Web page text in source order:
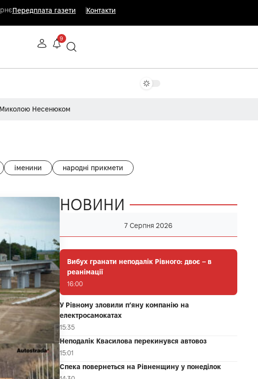
Передплата газети Контакти
9
Несенюком
іменини народні прикмети
НОВИНИ
7 Серпня 2026
Вибух гранати неподалік Рівного: двоє – в
реанімації
16:00
У Рівному зловили п’яну компанію на
електросамокатах
15:35
Неподалік Квасилова перекинувся автовоз
15:01
Спека повернеться на Рівненщину у понеділок